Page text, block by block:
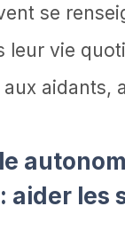
se
leur vie
aux aidants,
aider les